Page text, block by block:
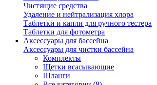
Чистящие средства
Удаление и нейтрализация хлора
Таблетки и капли для ручного тестера
Таблетки для фотометра
Аксессуары для бассейна
Аксессуары для чистки бассейна
Комплекты
Щетки всасывающие
Шланги